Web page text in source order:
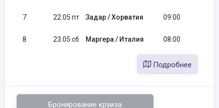
7 22.05 пт Задар / Хорватия 09:00
8 23.05 сб Маргера / Италия 08:00
Подробнее
Бронирование круиза